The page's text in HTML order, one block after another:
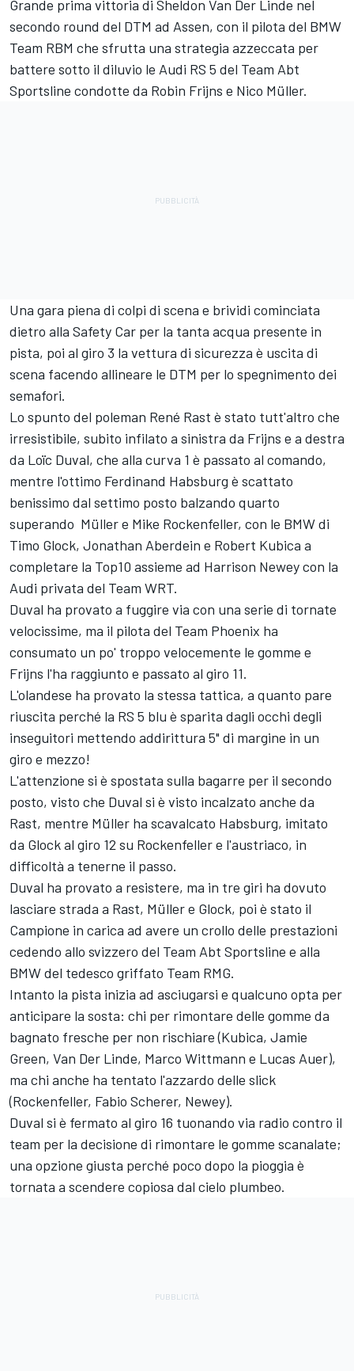
Grande prima vittoria di Sheldon Van Der Linde nel
secondo round del DTM ad Assen, con il pilota del BMW
Team RBM che sfrutta una strategia azzeccata per
battere sotto il diluvio le Audi RS 5 del Team Abt
Sportsline condotte da Robin Frijns e Nico Müller.
Una gara piena di colpi di scena e brividi cominciata
dietro alla Safety Car per la tanta acqua presente in
pista, poi al giro 3 la vettura di sicurezza è uscita di
scena facendo allineare le DTM per lo spegnimento dei
semafori.
Lo spunto del poleman René Rast è stato tutt'altro che
irresistibile, subito infilato a sinistra da Frijns e a destra
da Loïc Duval, che alla curva 1 è passato al comando,
mentre l'ottimo Ferdinand Habsburg è scattato
benissimo dal settimo posto balzando quarto
superando Müller e Mike Rockenfeller, con le BMW di
Timo Glock, Jonathan Aberdein e Robert Kubica a
completare la Top10 assieme ad Harrison Newey con la
Audi privata del Team WRT.
Duval ha provato a fuggire via con una serie di tornate
velocissime, ma il pilota del Team Phoenix ha
consumato un po' troppo velocemente le gomme e
Frijns l'ha raggiunto e passato al giro 11.
L'olandese ha provato la stessa tattica, a quanto pare
riuscita perché la RS 5 blu è sparita dagli occhi degli
inseguitori mettendo addirittura 5" di margine in un
giro e mezzo!
L'attenzione si è spostata sulla bagarre per il secondo
posto, visto che Duval si è visto incalzato anche da
Rast, mentre Müller ha scavalcato Habsburg, imitato
da Glock al giro 12 su Rockenfeller e l'austriaco, in
difficoltà a tenerne il passo.
Duval ha provato a resistere, ma in tre giri ha dovuto
lasciare strada a Rast, Müller e Glock, poi è stato il
Campione in carica ad avere un crollo delle prestazioni
cedendo allo svizzero del Team Abt Sportsline e alla
BMW del tedesco griffato Team RMG.
Intanto la pista inizia ad asciugarsi e qualcuno opta per
anticipare la sosta: chi per rimontare delle gomme da
bagnato fresche per non rischiare (Kubica, Jamie
Green, Van Der Linde, Marco Wittmann e Lucas Auer),
ma chi anche ha tentato l'azzardo delle slick
(Rockenfeller, Fabio Scherer, Newey).
Duval si è fermato al giro 16 tuonando via radio contro il
team per la decisione di rimontare le gomme scanalate;
una opzione giusta perché poco dopo la pioggia è
tornata a scendere copiosa dal cielo plumbeo.